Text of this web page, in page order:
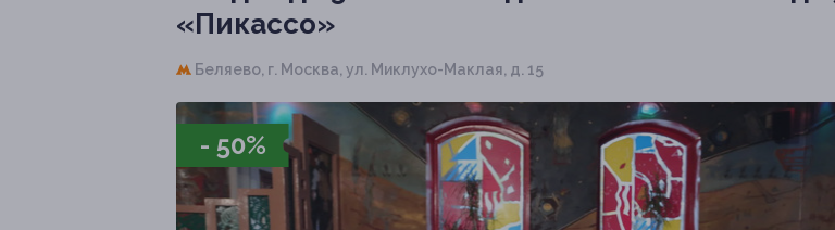
«Пикассо»
Беляево, г. Москва, ул. Миклухо-Маклая, д. 15
- 50%